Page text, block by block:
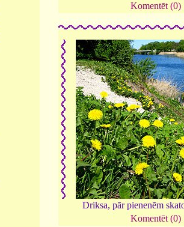
Komentēt (0)
Driksa, pār pienenēm
Komentēt (0)